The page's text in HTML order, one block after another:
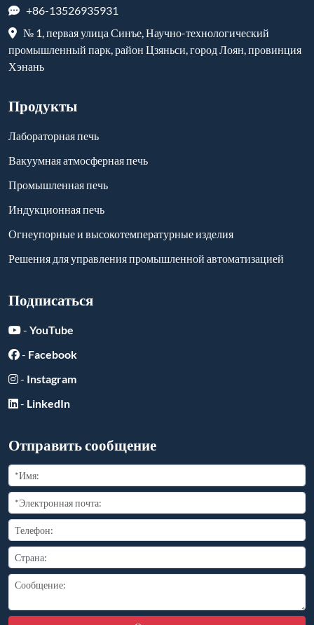
+86-13526935931
№ 1, первая улица Синъе, Научно-технологический
промышленный парк, район Цзяньси, город Лоян, провинция
Хэнань
Продукты
Лабораторная печь
Вакуумная атмосферная печь
Промышленная печь
Индукционная печь
Огнеупорные и высокотемпературные изделия
Решения для управления промышленной автоматизацией
Подписаться
- YouTube
- Facebook
- Instagram
- LinkedIn
Отправить сообщение